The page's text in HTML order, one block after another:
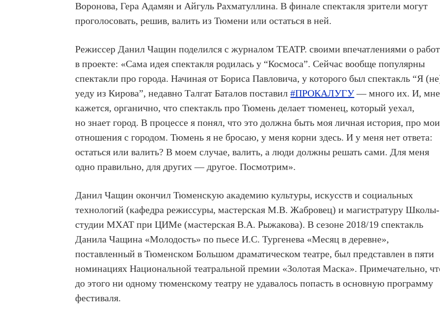
Воронова, Гера Адамян и Айгуль Рахматуллина. В финале спектакля зрители могут
проголосовать, решив, валить из Тюмени или остаться в ней.
Режиссер Данил Чащин поделился с журналом ТЕАТР. своими впечатлениями о
в проекте: «Сама идея спектакля родилась у “Космоса”. Сейчас вообще популярны
спектакли про города. Начиная от Бориса Павловича, у которого был спектакль “Я
уеду из Кирова”, недавно Талгат Баталов поставил#ПРОКАЛУГУ— много их. И, мне
кажется, органично, что спектакль про Тюмень делает тюменец, который уехал,
но знает город. В процессе я понял, что это должна быть моя личная история, про мои
отношения с городом. Тюмень я не бросаю, у меня корни здесь. И у меня нет ответа:
остаться или валить? В моем случае, валить, а люди должны решать сами. Для меня
одно правильно, для других — другое. Посмотрим».
Данил Чащин окончил Тюменскую академию культуры, искусств и социальных
технологий (кафедра режиссуры, мастерская М.В. Жабровец) и магистратуру Школы-
студии МХАТ при ЦИМе (мастерская В.А. Рыжакова). В сезоне 2018/19 спектакль
Данила Чащина «Молодость» по пьесе И.С. Тургенева «Месяц в деревне»,
поставленный в Тюменском Большом драматическом театре, был представлен в пяти
номинациях Национальной театральной премии «Золотая Маска». Примечательно,
до этого ни одному тюменскому театру не удавалось попасть в основную программу
фестиваля.